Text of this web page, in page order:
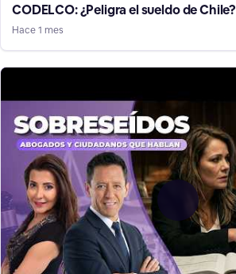
CODELCO: ¿Peligra el sueldo de Chile?
Hace 1 mes